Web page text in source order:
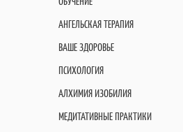
АНГЕЛЬСКАЯ ТЕРАПИЯ
ВАШЕ ЗДОРОВЬЕ
ПСИХОЛОГИЯ
АЛХИМИЯ ИЗОБИЛИЯ
МЕДИТАТИВНЫЕ ПРАКТИКИ